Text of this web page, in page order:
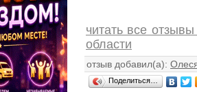
читать все
области
отзыв добавил(а):
Поделиться…